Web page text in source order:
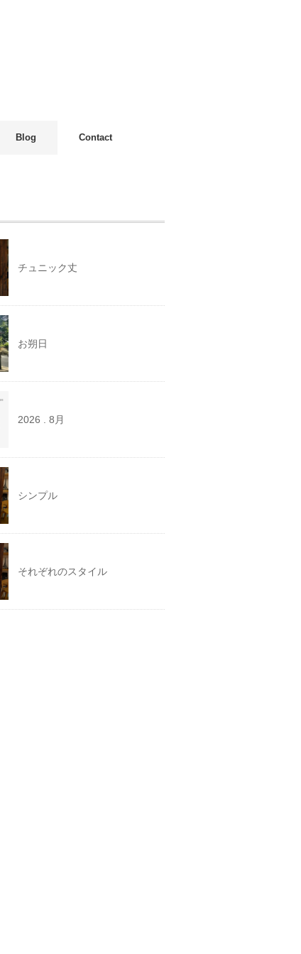
Blog Contact
チュニック丈
お朔日
2026 . 8月
シンプル
それぞれのスタイル